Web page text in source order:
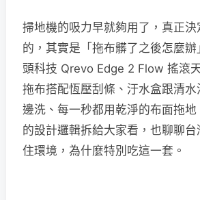
掃地機的吸力早就夠用了，真正
的，其實是「拖布髒了之後怎麼
頭科技 Qrevo Edge 2 Flow 搖滾
拖布搭配恆壓刮條、汙水盒跟清
邊洗、每一秒都用乾淨的布面拖
的設計邏輯拆給大家看，也聊聊
住環境，為什麼特別吃這一套。